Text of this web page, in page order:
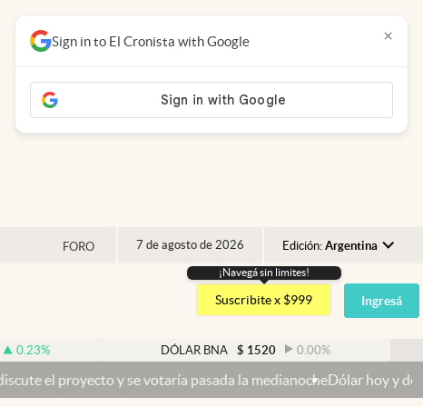
FORO 7 de agosto de 2026 Edición: Argentina
Argentina
España
USA
¡Navegá sin limites!
Suscribite x $999 Ingresá
1520 0.00%
votaría pasada la medianocheDólar hoy y dólar blue hoy: cuál es
Sign in to El Cronista with Google ×